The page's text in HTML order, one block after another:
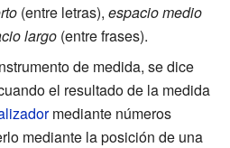
(entre letras), espacio medio
largo (entre frases).
de medida, se dice
el resultado de la medida
mediante números
mediante la posición de una